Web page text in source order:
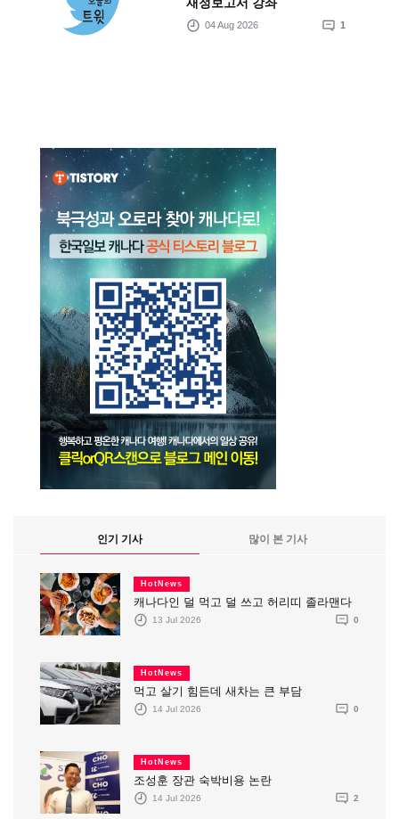
04 Aug 2026 1
인기 기사 많이 본 기사
HotNews
캐나다인 덜 먹고 덜 쓰고 허리띠 졸라맨다
13 Jul 2026 0
HotNews
먹고 살기 힘든데 새차는 큰 부담
14 Jul 2026 0
HotNews
조성훈 장관 숙박비용 논란
14 Jul 2026 2